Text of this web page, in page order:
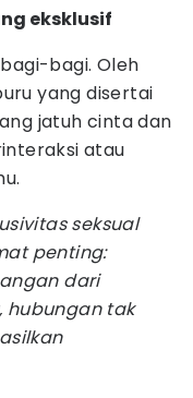
eksklusif
bagi. Oleh
yang disertai
jatuh cinta dan
atau
seksual
penting:
dari
hubungan tak